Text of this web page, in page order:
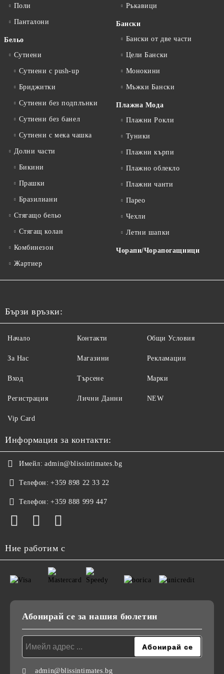
Поли
Панталони
Бельо
Сутиени
Сутиени с push-up
Бриджитки
Сутиени без подплънки
Сутиени без банел
Сутиени с мека чашка
Долни части
Бикини
Прашки
Бразилиани
Стягащо бельо
Стягащ колан
Комбинезон
Жартиер
Ръкавици
Бански
Бански от две части
Цели Бански
Монокини
Мъжки Бански
Плажна Мода
Плажни Рокли
Туники
Плажни кърпи
Плажно облекло
Плажни чанти
Парео
Чехли
Летни шапки
Чорапи/Чорапогащници
Бързи връзки:
Начало
За Нас
Вход
Регистрация
Контакти
Магазини
Търсене
Лични Данни
Общи Условия
Рекламации
Марки
NEW
Vip Card
Информация за контакти:
Имейл: admin@blissintimates.bg
Телефон: +359 898 22 33 22
Телефон: +359 888 999 447
Ние работим с
Абонирай се за нашия бюлетин
admin@blissintimates.bg